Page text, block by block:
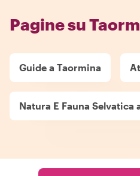
Pagine su
Guide a Taormina
Natura E Fauna Selvatica